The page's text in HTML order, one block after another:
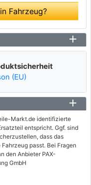
Fahrzeug?
(EU)
Markt.de identifizierte
entspricht. Ggf. sind
dass das
passt. Bei Fragen
den Anbieter PAX-
GmbH